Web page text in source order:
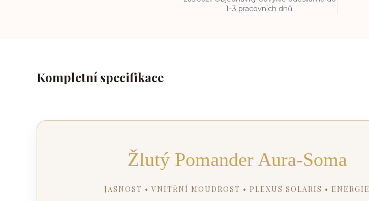
1–3 pracovních dnů.
Kompletní specifikace
Žlutý Pomander Aura-Soma
JASNOST • VNITŘNÍ MOUDROST • PLEXUS SOLARIS • ENERGIE